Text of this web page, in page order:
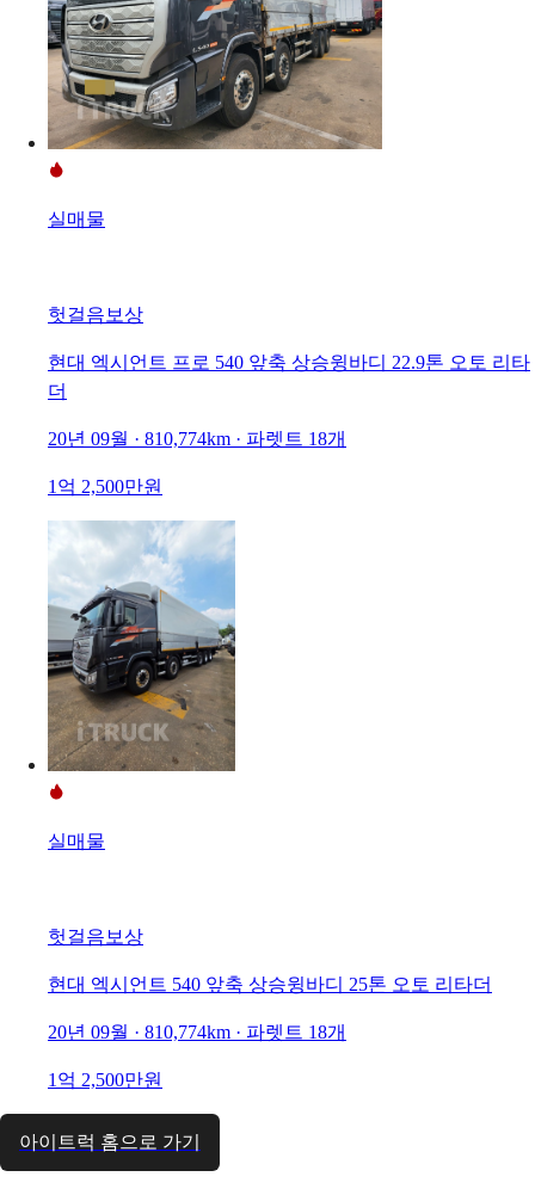
실매물
헛걸음보상
현대 엑시언트 프로 540 앞축 상승윙바디 22.9톤 오토 리타
더
20년 09월 · 810,774km · 파렛트 18개
1억 2,500만원
실매물
헛걸음보상
현대 엑시언트 540 앞축 상승윙바디 25톤 오토 리타더
20년 09월 · 810,774km · 파렛트 18개
1억 2,500만원
아이트럭 홈으로 가기